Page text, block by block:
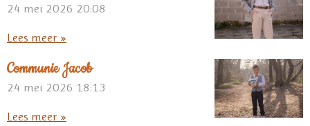
24 mei 2026 20:08
Lees meer »
Communie Jacob
24 mei 2026 18:13
Lees meer »